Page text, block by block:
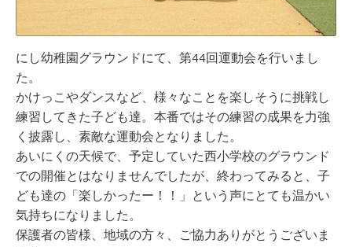
にし幼稚園グラウンドにて、第44回運動会を行いまし
た。
かけっこやダンスなど、様々なことを楽しそうに挑戦し
練習してきた子ども達。本番ではその練習の成果を力強
く披露し、素敵な運動会となりました。
あいにくの天候で、予定していた西小学校のグラウンド
での開催とはなりませんでしたが、終わってみると、子
ども達の「楽しかったー！！」という声にとても温かい
気持ちになりました。
保護者の皆様、地域の方々、ご協力ありがとうございま